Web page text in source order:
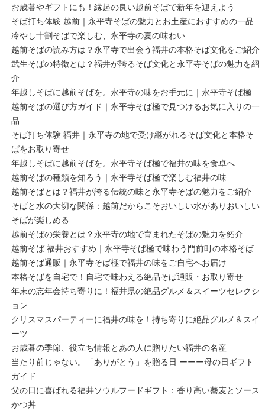
お歳暮やギフトにも！縁起の良い越前そばで新年を迎えよう
そば打ち体験 越前｜永平寺そばの魅力とお土産におすすめの一品
冷やし十割そばで楽しむ、永平寺の夏の味わい
越前そばの読み方は？永平寺で出会う福井の本格そば文化をご紹介
武生そばの特徴とは？福井が誇るそば文化と永平寺そばの魅力を紹
介
年越しそばに越前そばを。永平寺の味をお手元に｜永平寺そば極
越前そばの選び方ガイド｜永平寺そば極で見つけるお気に入りの一
品
そば打ち体験 福井｜永平寺の地で受け継がれるそば文化と本格そ
ばをお取り寄せ
年越しそばに越前そばを。永平寺そば極で福井の味を食卓へ
越前そばの種類を知ろう｜永平寺そば極で楽しむ福井の味
越前そばとは？福井が誇る伝統の味と永平寺そばの魅力をご紹介
そばと水の大切な関係：越前だからこそおいしい水がありおいしい
そばが楽しめる
越前そばの栄養とは？永平寺の地で育まれたそばの魅力を紹介
越前そば 福井おすすめ｜永平寺そば極で味わう門前町の本格そば
越前そば通販｜永平寺そば極で福井の味をご自宅へお届け
本格そばを自宅で！自宅で味わえる絶品そば通販・お取り寄せ
年末の忘年会持ち寄りに！福井県の絶品グルメ＆スイーツセレクシ
ョン
クリスマスパーティーに福井の味を！持ち寄りに絶品グルメ＆スイ
ーツ
お歳暮の季節、役立ち情報とあの人に贈りたい福井の名産
当たり前じゃない。「ありがとう」を贈る日 ーーー母の日ギフト
ガイド
父の日に喜ばれる福井ソウルフードギフト：香り高い蕎麦とソース
かつ丼